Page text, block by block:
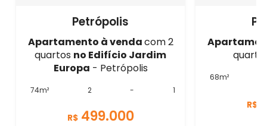
Petrópolis
Apartamento à vendacom 2
quartos no Edifício Jardim
Europa - Petrópolis
74m² 2 - 1
R$ 499.000
68m²
R$